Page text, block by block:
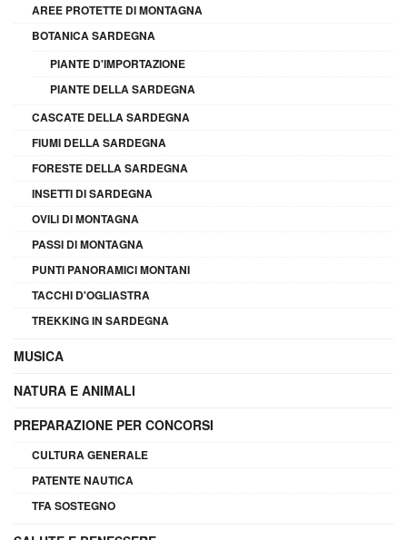
AREE PROTETTE DI MONTAGNA
BOTANICA SARDEGNA
PIANTE D'IMPORTAZIONE
PIANTE DELLA SARDEGNA
CASCATE DELLA SARDEGNA
FIUMI DELLA SARDEGNA
FORESTE DELLA SARDEGNA
INSETTI DI SARDEGNA
OVILI DI MONTAGNA
PASSI DI MONTAGNA
PUNTI PANORAMICI MONTANI
TACCHI D'OGLIASTRA
TREKKING IN SARDEGNA
MUSICA
NATURA E ANIMALI
PREPARAZIONE PER CONCORSI
CULTURA GENERALE
PATENTE NAUTICA
TFA SOSTEGNO